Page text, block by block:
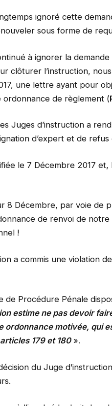
ignoré cette
sous forme de
à ignorer la
clôturer l’instruction,
une lettre ayant pour
ordonnance de règlement (
Juges d’instruction a
d’expert et de refus
le 7 Décembre 2017 et,
8 Décembre, par voie de
de renvoi de
!
a commis une violation
de Procédure Pénale
estime ne pas devoir
ordonnance motivée, qui
179 et 180».
du Juge